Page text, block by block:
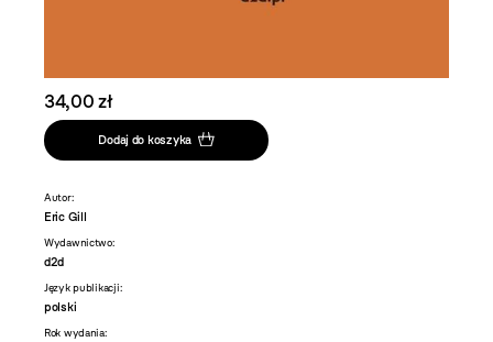
34,00 zł
Dodaj do koszyka
Autor:
Eric Gill
Wydawnictwo:
d2d
Język publikacji:
polski
Rok wydania: